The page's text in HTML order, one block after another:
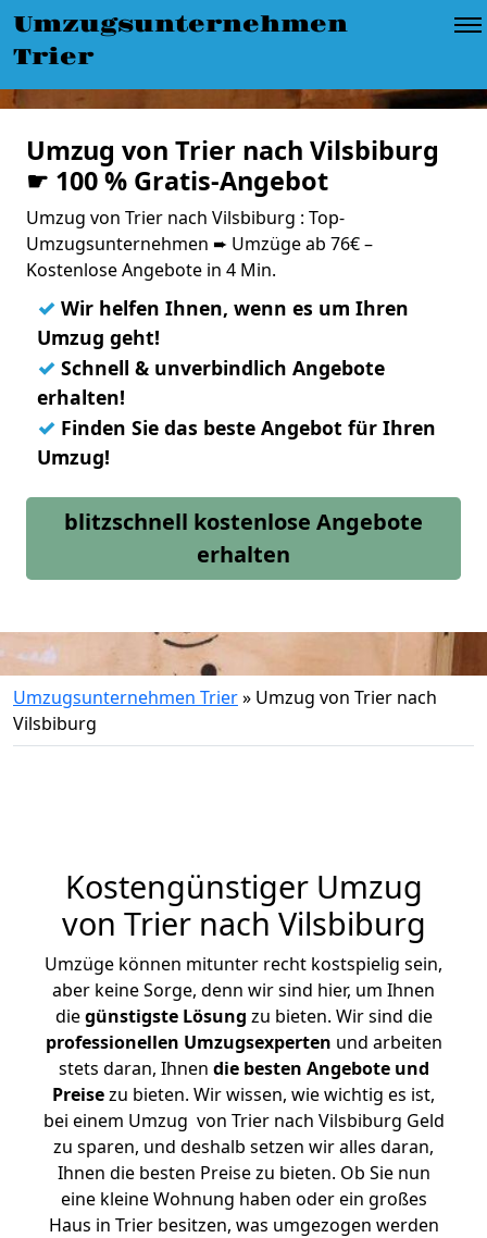
Umzugsunternehmen
Trier
Umzug von Trier nach Vilsbiburg
☛ 100 % Gratis-Angebot
Umzug von Trier nach Vilsbiburg : Top-
Umzugsunternehmen ➨ Umzüge ab 76€ –
Kostenlose Angebote in 4 Min.
✓ Wir helfen Ihnen, wenn es um Ihren
Umzug geht!
✓ Schnell & unverbindlich Angebote
erhalten!
✓ Finden Sie das beste Angebot für Ihren
Umzug!
blitzschnell kostenlose Angebote
erhalten
Umzugsunternehmen Trier» Umzug von Trier nach
Vilsbiburg
Kostengünstiger Umzug
von Trier nach Vilsbiburg
Umzüge können mitunter recht kostspielig sein,
aber keine Sorge, denn wir sind hier, um Ihnen
diegünstigste Lösung zu bieten. Wir sind die
professionellen Umzugsexperten und arbeiten
stets daran, Ihnen die besten Angebote und
Preisezu bieten. Wir wissen, wie wichtig es ist,
bei einem Umzug von Trier nach Vilsbiburg Geld
zu sparen, und deshalb setzen wir alles daran,
Ihnen die besten Preise zu bieten. Ob Sie nun
eine kleine Wohnung haben oder ein großes
Haus in Trier besitzen, was umgezogen werden